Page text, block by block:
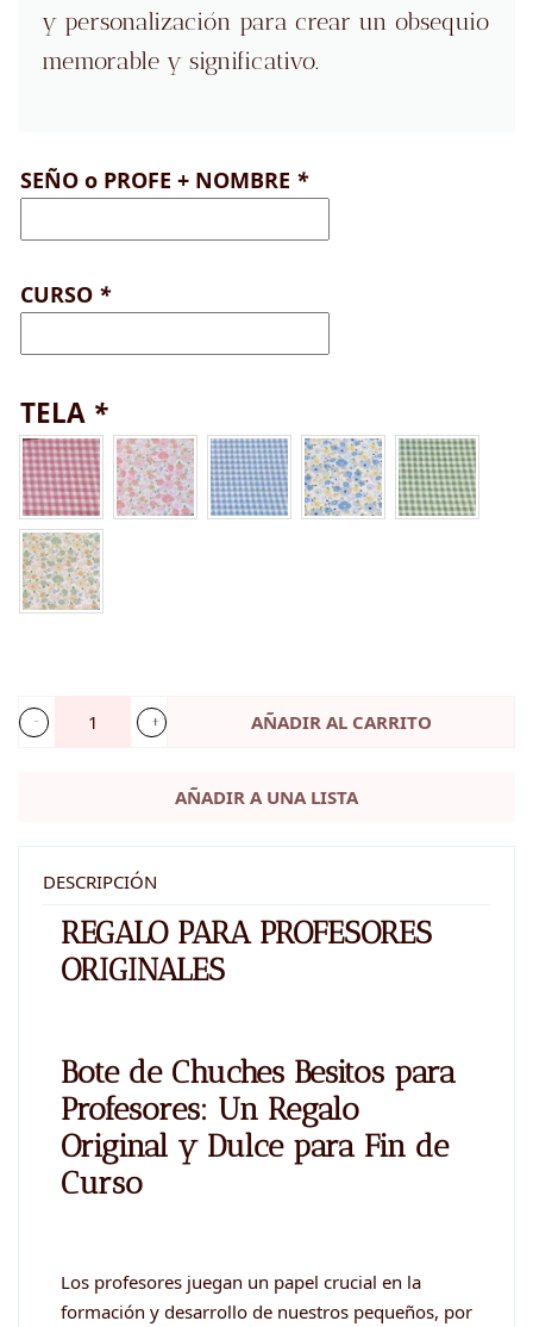
y personalización para crear un obsequio
memorable y significativo.
SEÑO o PROFE + NOMBRE *
CURSO *
TELA *
Bote
-
Regalo
para
Profesores
Originales
AÑADIR AL CARRITO
AÑADIR A UNA LISTA
DESCRIPCIÓN
REGALO PARA PROFESORES
ORIGINALES
Bote de Chuches Besitos para
Profesores: Un Regalo
Original y Dulce para Fin de
Curso
Los profesores juegan un papel crucial en la
formación y desarrollo de nuestros pequeños, por